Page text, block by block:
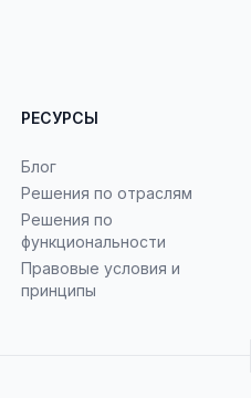
РЕСУРСЫ
Блог
Решения по отраслям
Решения по
функциональности
Правовые условия и
принципы